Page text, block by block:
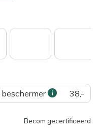
38,-
Becom gecertificeerd